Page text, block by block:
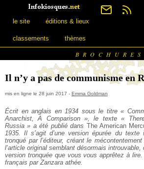
le site éditions & lieux
classements thèmes
BROCHURES
Il n’y a pas de communisme en
mis en ligne le 28 juin 2017 - Emma Goldman
Écrit en anglais en 1934 sous le titre «
Anarchist, A Comparison », le texte «
Russia » a été publié dans The American
1935. Il s’agit d’une version épurée du
tronqué par l’éditeur, créant le
l’article original semblant désormais introuvable,
version tronquée que vous vous apprêtez à
français par Zanzara athée.